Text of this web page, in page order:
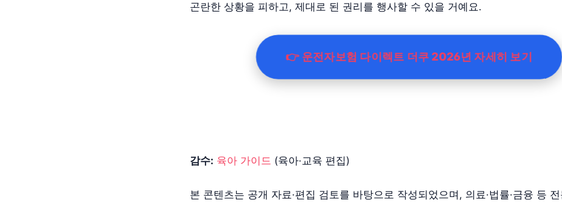
곤란한 상황을 피하고, 제대로 된 권리를 행사할 수 있을 거예요.
👉 운전자보험 다이렉트 더쿠 2026년 자세히 보기
감수: 육아 가이드 (육아·교육 편집)
본 콘텐츠는 공개 자료·편집 검토를 바탕으로 작성되었으며, 의료·법률·금융 등